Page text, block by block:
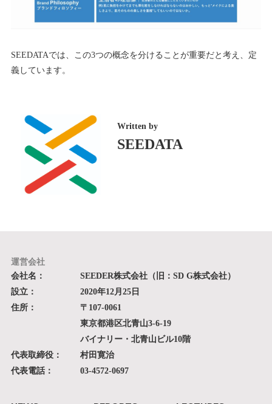
Written by
SEEDATA
SEEDATAでは、この3つの概念を分けることが重要だと考え、定
義しています。
運営会社
会社名：
SEEDER株式会社（旧：SD G株式会社）
設立：
2020年12月25日
住所：
〒107-0061
東京都港区北青山3-6-19
バイナリー・北青山ビル10階
代表取締役：
村田寛治
代表電話：
03-4572-0697